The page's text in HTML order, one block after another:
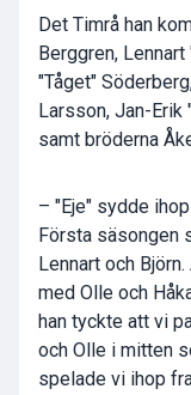
Det Timrå han
Berggren,
"Tåget"
Larsson, Jan-
samt bröderna
– "Eje" sydde
Första säsongen
Lennart och
med Olle och
han tyckte att vi
och Olle i mitten
spelade vi ihop